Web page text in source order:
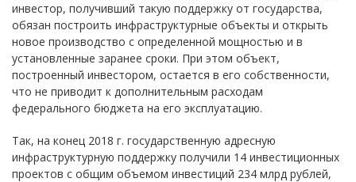
инвестор, получивший такую поддержку от государства,
обязан построить инфраструктурные объекты и открыть
новое производство с определенной мощностью и в
установленные заранее сроки. При этом объект,
построенный инвестором, остается в его собственности,
что не приводит к дополнительным расходам
федерального бюджета на его эксплуатацию.
Так, на конец 2018 г. государственную адресную
инфраструктурную поддержку получили 14 инвестиционных
проектов с общим объемом инвестиций 234 млрд рублей,